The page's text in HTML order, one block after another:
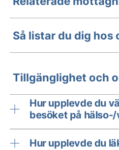
Så listar du dig hos
Tillgänglighet och
Hur upplevde du
besöket på
Hur upplevde du